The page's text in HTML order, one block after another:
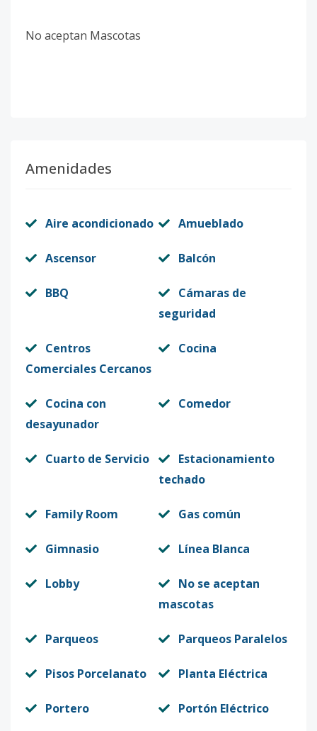
No aceptan Mascotas
Amenidades
Aire acondicionado Amueblado
Ascensor Balcón
BBQ
Cámaras de
seguridad
Centros
Comerciales Cercanos
Cocina
Cocina con
desayunador
Comedor
Cuarto de Servicio
Estacionamiento
techado
Family Room Gas común
Gimnasio Línea Blanca
Lobby
No se aceptan
mascotas
Parqueos Parqueos Paralelos
Pisos Porcelanato Planta Eléctrica
Portero Portón Eléctrico